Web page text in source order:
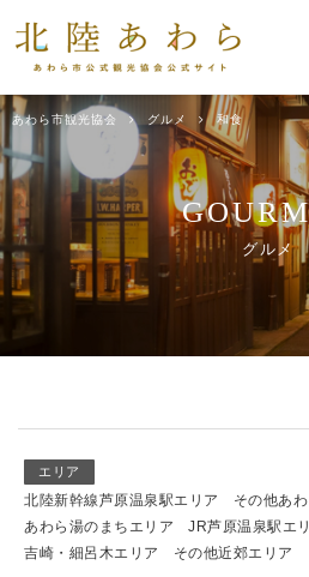
あわら市観光協会 グルメ 和食
グルメ
エリア
北陸新幹線芦原温泉駅エリア
その他あ
あわら湯のまちエリア
JR芦原温泉駅エ
吉崎・細呂木エリア
その他近郊エリア